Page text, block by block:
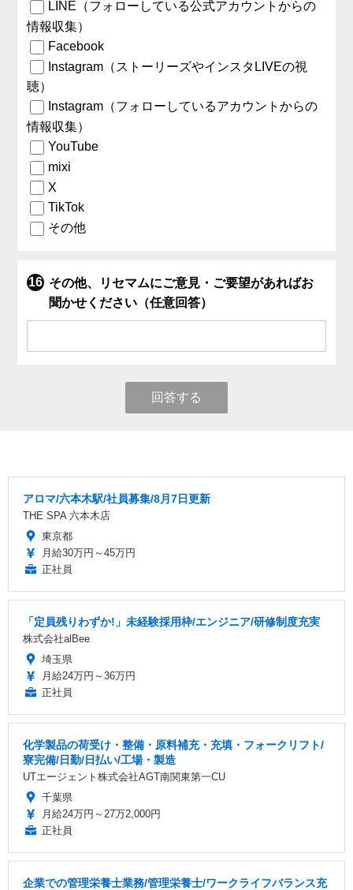
LINE（フォローしている公式アカウントからの
情報収集）
Facebook
Instagram（ストーリーズやインスタLIVEの視
聴）
Instagram（フォローしているアカウントからの
情報収集）
YouTube
mixi
X
TikTok
その他
その他、リセマムにご意見・ご要望があればお
聞かせください（任意回答）
回答する
アロマ/六本木駅/社員募集/8月7日更新
THE SPA 六本木店
東京都
月給30万円～45万円
正社員
「定員残りわずか!」未経験採用枠/エンジニア/研修制度充実
株式会社alBee
埼玉県
月給24万円～36万円
正社員
化学製品の荷受け・整備・原料補充・充填・フォークリフト/
寮完備/日勤/日払い/工場・製造
UTエージェント株式会社AGT南関東第一CU
千葉県
月給24万円～27万2,000円
正社員
企業での管理栄養士業務/管理栄養士/ワークライフバランス充